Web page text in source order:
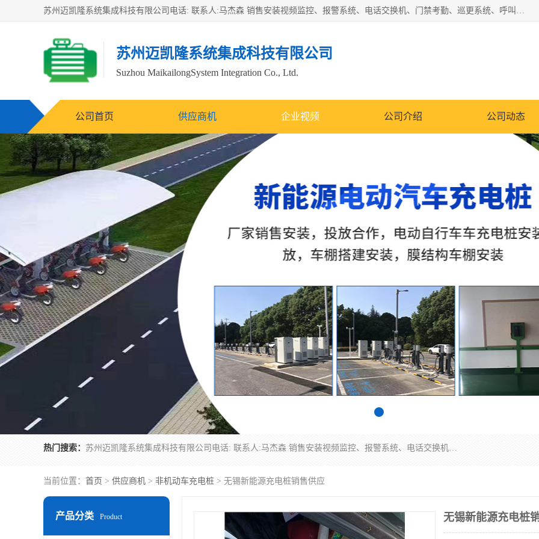
苏州迈凯隆系统集成科技有限公司电话: 联系人:马杰森 销售安装视频监控、报警系统、电话交换机、门禁考勤、巡更系统、呼叫对讲系统、停车场道闸、智能家居、广播系统、综合布线、办公设备、电子商务软件、网络工程、酒店门锁系列 系统集成、VOD视频点播、LED显示屏、节能产品、USP电源、收银机等弱电及智能化项目。
苏州迈凯隆系统集成科技有限公司
Suzhou MaikailongSystem Integration Co., Ltd.
公司首页 供应商机 企业视频 公司介绍 公司动态
热门搜索： 苏州迈凯隆系统集成科技有限公司电话: 联系人:马杰森 销售安装视频监控、报警系统、电话交换机、门禁考勤、巡更系统、呼叫对讲系统、停车场道闸、智能家居、广播系统、综合布线、办公设备、电子商务软件、网络工程、酒店门锁系列 系统集成、VOD视频点播、LED显示屏、节能产品、USP电源、收银机等弱电及智能化项目。
当前位置： 首页 > 供应商机 > 非机动车充电桩 > 无锡新能源充电桩销售供应
产品分类 Product 无锡新能源充电桩